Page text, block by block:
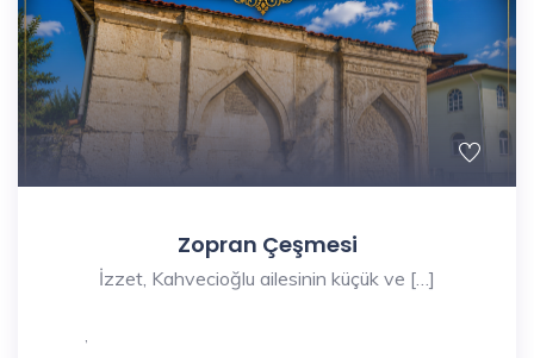
Zopran Çeşmesi
İzzet, Kahvecioğlu ailesinin küçük ve […]
,